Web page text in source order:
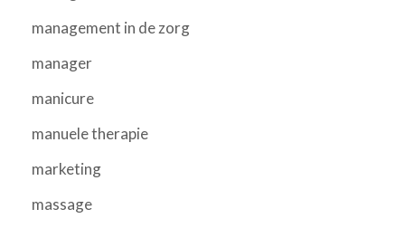
management in de zorg
manager
manicure
manuele therapie
marketing
massage